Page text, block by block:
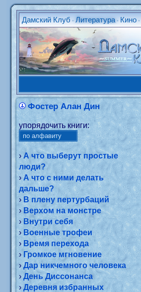
Дамский Клуб •Литература • Кино •
Фостер Алан Дин
упорядочить книги:
›А что выберут простые
люди?
›А что с ними делать
дальше?
› В плену пертурбаций
›Верхом на монстре
› Внутри себя
›Военные трофеи
›Время перехода
› Громкое мгновение
›Дар никчемного человека
›День Диссонанса
›Деревня избранных